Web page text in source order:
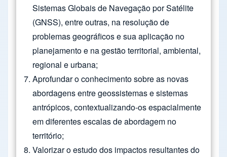
Sistemas Globais de Navegação por Satélite
(GNSS), entre outras, na resolução de
problemas geográficos e sua aplicação no
planejamento e na gestão territorial, ambiental,
regional e urbana;
Aprofundar o conhecimento sobre as novas
abordagens entre geossistemas e sistemas
antrópicos, contextualizando-os espacialmente
em diferentes escalas de abordagem no
território;
Valorizar o estudo dos impactos resultantes do